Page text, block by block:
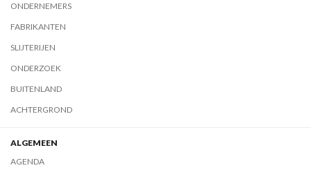
ONDERNEMERS
FABRIKANTEN
SLIJTERIJEN
ONDERZOEK
BUITENLAND
ACHTERGROND
ALGEMEEN
AGENDA